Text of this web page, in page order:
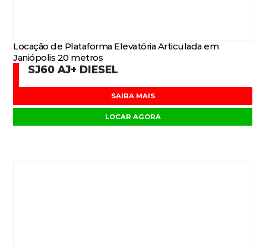
Locação de Plataforma Elevatória Articulada em
Janiópolis 20 metros
SJ60 AJ+ DIESEL
SAIBA MAIS
LOCAR AGORA